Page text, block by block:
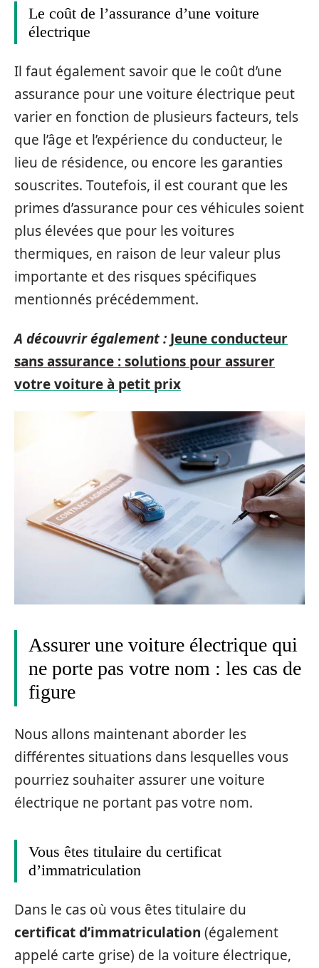
Le coût de l’assurance d’une voiture
électrique
Il faut également savoir que le coût d’une
assurance pour une voiture électrique peut
varier en fonction de plusieurs facteurs, tels
que l’âge et l’expérience du conducteur, le
lieu de résidence, ou encore les garanties
souscrites. Toutefois, il est courant que les
primes d’assurance pour ces véhicules soient
plus élevées que pour les voitures
thermiques, en raison de leur valeur plus
importante et des risques spécifiques
mentionnés précédemment.
A découvrir également : Jeune conducteur
sans assurance : solutions pour assurer
votre voiture à petit prix
Assurer une voiture électrique qui
ne porte pas votre nom : les cas de
figure
Nous allons maintenant aborder les
différentes situations dans lesquelles vous
pourriez souhaiter assurer une voiture
électrique ne portant pas votre nom.
Vous êtes titulaire du certificat
d’immatriculation
Dans le cas où vous êtes titulaire du
certificat d’immatriculation (également
appelé carte grise) de la voiture électrique,